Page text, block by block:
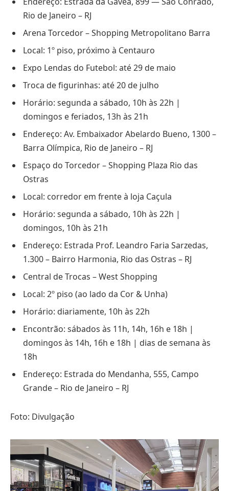
Rio de Janeiro – RJ
Arena Torcedor – Shopping Metropolitano Barra
Local: 1º piso, próximo à Centauro
Expo Lendas do Futebol: até 29 de maio
Troca de figurinhas: até 20 de julho
Horário: segunda a sábado, 10h às 22h |
domingos e feriados, 13h às 21h
Endereço: Av. Embaixador Abelardo Bueno, 1300 –
Barra Olímpica, Rio de Janeiro – RJ
Espaço do Torcedor – Shopping Plaza Rio das
Ostras
Local: corredor em frente à loja Caçula
Horário: segunda a sábado, 10h às 22h |
domingos, 10h às 21h
Endereço: Estrada Prof. Leandro Faria Sarzedas,
1.300 – Bairro Harmonia, Rio das Ostras – RJ
Central de Trocas – West Shopping
Local: 2º piso (ao lado da Cor & Unha)
Horário: diariamente, 10h às 22h
Encontrão: sábados às 11h, 14h, 16h e 18h |
domingos às 14h, 16h e 18h | dias de semana às
18h
Endereço: Estrada do Mendanha, 555, Campo
Grande – Rio de Janeiro – RJ
Foto: Divulgação